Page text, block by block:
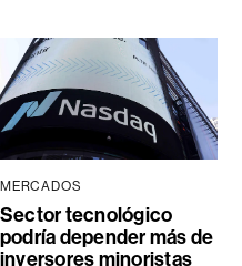
MERCADOS
Sector tecnológico
podría depender más de
inversores minoristas